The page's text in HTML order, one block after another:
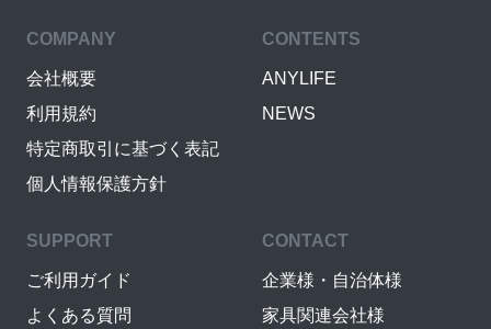
COMPANY
会社概要
利用規約
特定商取引に基づく表記
個人情報保護方針
CONTENTS
ANYLIFE
NEWS
SUPPORT
ご利用ガイド
よくある質問
CONTACT
企業様・自治体様
家具関連会社様